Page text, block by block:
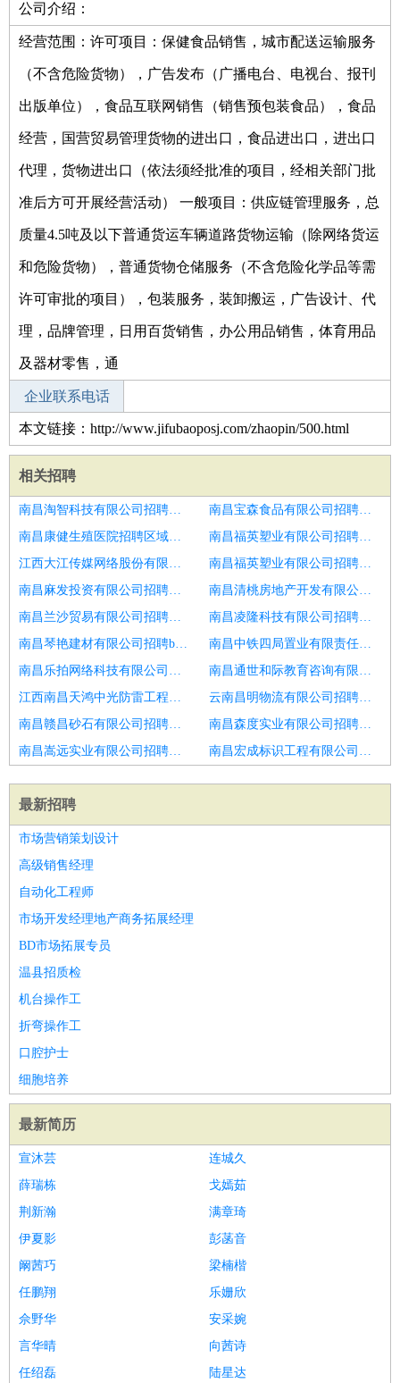
公司类型
独资)
公司介绍：
经营范围：许可项目：保健食品销售，城市配送运输服务
（不含危险货物），广告发布（广播电台、电视台、报刊
出版单位），食品互联网销售（销售预包装食品），食品
经营，国营贸易管理货物的进出口，食品进出口，进出口
代理，货物进出口（依法须经批准的项目，经相关部门批
准后方可开展经营活动） 一般项目：供应链管理服务，总
质量4.5吨及以下普通货运车辆道路货物运输（除网络货运
和危险货物），普通货物仓储服务（不含危险化学品等需
许可审批的项目），包装服务，装卸搬运，广告设计、代
理，品牌管理，日用百货销售，办公用品销售，体育用品
及器材零售，通
企业联系电话
本文链接：http://www.jifubaoposj.com/zhaopin/500.html
相关招聘
南昌淘智科技有限公司招聘房地产销售经理
南昌宝森食品有限公司招聘销售经理
南昌康健生殖医院招聘区域销售经理
南昌福英塑业有限公司招聘销售经理
江西大江传媒网络股份有限公司招聘区域销售经理
南昌福英塑业有限公司招聘销售经理
南昌麻发投资有限公司招聘区域销售经理
南昌清桃房地产开发有限公司招聘销售经理
南昌兰沙贸易有限公司招聘财税销售经理
南昌凌隆科技有限公司招聘广告销售经理
南昌琴艳建材有限公司招聘bd销售经理
南昌中铁四局置业有限责任公司招聘销售经理主管
南昌乐拍网络科技有限公司招聘软件销售经理
南昌通世和际教育咨询有限公司招聘区域销售经理
江西南昌天鸿中光防雷工程有限公司招聘兼职销售经理
云南昌明物流有限公司招聘销售经理
南昌赣昌砂石有限公司招聘区域销售经理
南昌森度实业有限公司招聘销售经理销售员
南昌嵩远实业有限公司招聘区域销售经理
南昌宏成标识工程有限公司招聘销售经理
最新招聘
市场营销策划设计
高级销售经理
自动化工程师
市场开发经理地产商务拓展经理
BD市场拓展专员
温县招质检
机台操作工
折弯操作工
口腔护士
细胞培养
最新简历
宣沐芸
连城久
薛瑞栋
戈嫣茹
荆新瀚
满章琦
伊夏影
彭菡音
阚茜巧
梁楠楷
任鹏翔
乐姗欣
佘野华
安采婉
言华晴
向茜诗
任绍磊
陆星达